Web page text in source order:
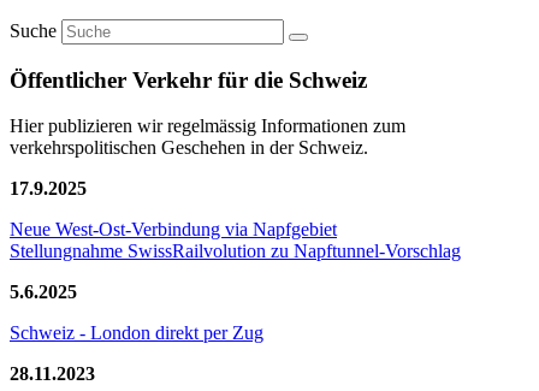
Suche
Öffentlicher Verkehr für die Schweiz
Hier publizieren wir regelmässig Informationen zum
verkehrspolitischen Geschehen in der Schweiz.
17.9.2025
Neue West-Ost-Verbindung via Napfgebiet
Stellungnahme SwissRailvolution zu Napftunnel-Vorschlag
5.6.2025
Schweiz - London direkt per Zug
28.11.2023